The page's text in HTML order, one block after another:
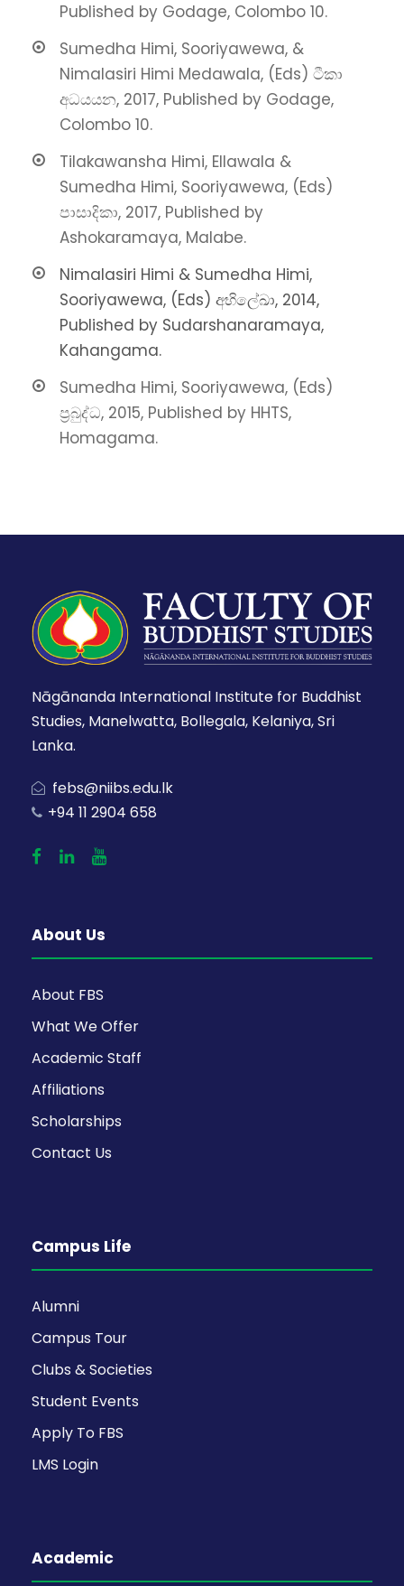
Published by Godage, Colombo 10.
Sumedha Himi, Sooriyawewa, &
Nimalasiri Himi Medawala, (Eds) ටීකා
අධයයන, 2017, Published by Godage,
Colombo 10.
Tilakawansha Himi, Ellawala &
Sumedha Himi, Sooriyawewa, (Eds)
පාසාදිකා, 2017, Published by
Ashokaramaya, Malabe.
Nimalasiri Himi & Sumedha Himi,
Sooriyawewa, (Eds) අභිලේඛා, 2014,
Published by Sudarshanaramaya,
Kahangama.
Sumedha Himi, Sooriyawewa, (Eds)
ප්‍රබුද්ධ, 2015, Published by HHTS,
Homagama.
Nāgānanda International Institute for Buddhist
Studies, Manelwatta, Bollegala, Kelaniya, Sri
Lanka.
febs@niibs.edu.lk
+94 11 2904 658
About Us
About FBS
What We Offer
Academic Staff
Affiliations
Scholarships
Contact Us
Campus Life
Alumni
Campus Tour
Clubs & Societies
Student Events
Apply To FBS
LMS Login
Academic